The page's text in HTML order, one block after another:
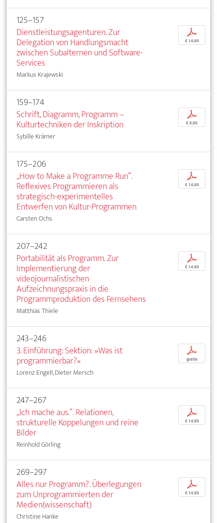
125–157
Dienstleistungsagenturen. Zur
Delegation von Handlungsmacht
zwischen Subalternen und Software-
Services
Markus Krajewski
p
€ 14,95
159–174
Schrift, Diagramm, Programm –
Kulturtechniken der Inskription
Sybille Krämer
p
€ 9,95
175–206
„How to Make a Programme Run“.
Reflexives Programmieren als
strategisch-experimentelles
Entwerfen von Kultur-Programmen
Carsten Ochs
p
€ 14,95
207–242
Portabilität als Programm. Zur
Implementierung der
videojournalistischen
Aufzeichnungspraxis in die
Programmproduktion des Fernsehens
Matthias Thiele
p
€ 14,95
243–246
3. Einführung: Sektion: »Was ist
programmierbar?«
Lorenz Engell, Dieter Mersch
p
gratis
247–267
„Ich mache aus.“. Relationen,
strukturelle Koppelungen und reine
Bilder
Reinhold Görling
p
€ 14,95
269–297
Alles nur Programm?. Überlegungen
zum Unprogrammierten der
Medien(wissenschaft)
Christine Hanke
p
€ 14,95